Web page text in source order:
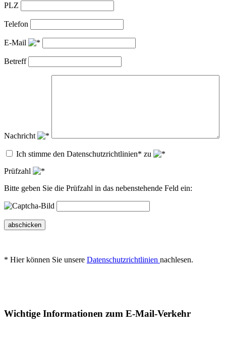
PLZ
Telefon
E-Mail
Betreff
Nachricht
Ich stimme den Datenschutzrichtlinien* zu
Prüfzahl
Bitte geben Sie die Prüfzahl in das nebenstehende Feld ein:
abschicken
* Hier können Sie unsere Datenschutzrichtlinien nachlesen.
Wichtige Informationen zum E-Mail-Verkehr